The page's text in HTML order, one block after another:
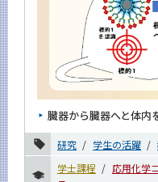
臓器から臓器へと体内
研究 学生の活躍
学士課程
応用化学